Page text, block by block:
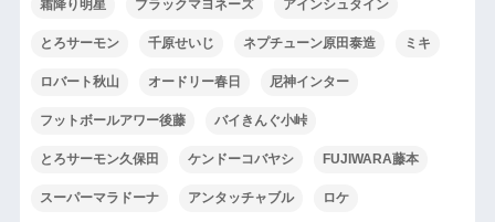
霜降り明星 ブラックマヨネーズ アインシュタイン
とろサーモン 千原せいじ ネプチューン原田泰造 ミキ
ロバート秋山 オードリー春日 尼神インター
フットボールアワー後藤 バイきんぐ小峠
とろサーモン久保田 ケンドーコバヤシ FUJIWARA藤本
スーパーマラドーナ アンタッチャブル ロケ